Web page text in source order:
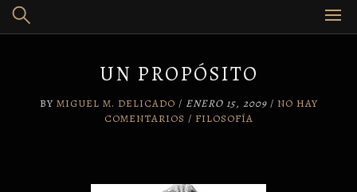
UN PROPÓSITO
BY MIGUEL M. DELICADO / ENERO 15, 2009/ NO HAY
COMENTARIOS / FILOSOFÍA